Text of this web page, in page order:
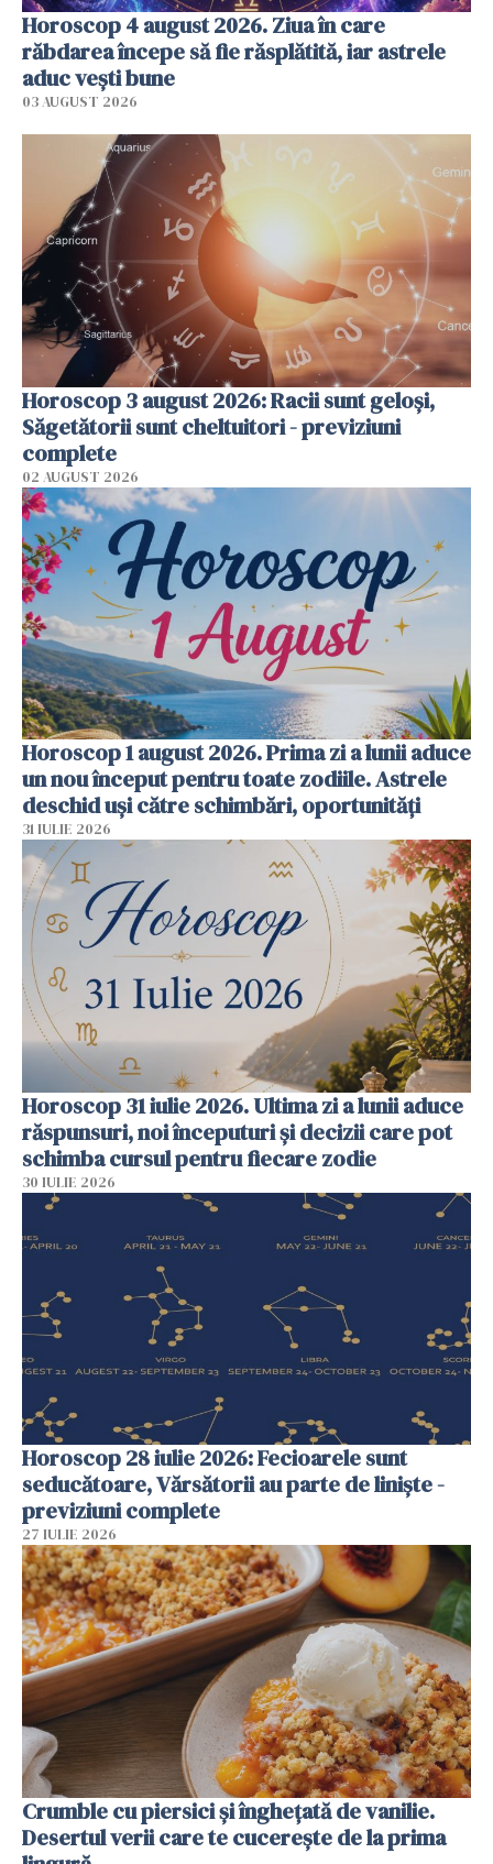
Horoscop 4 august 2026. Ziua în care
răbdarea începe să fie răsplătită, iar astrele
aduc vești bune
03 AUGUST 2026
Horoscop 3 august 2026: Racii sunt geloși,
Săgetătorii sunt cheltuitori - previziuni
complete
02 AUGUST 2026
Horoscop 1 august 2026. Prima zi a lunii aduce
un nou început pentru toate zodiile. Astrele
deschid uși către schimbări, oportunități
31 IULIE 2026
Horoscop 31 iulie 2026. Ultima zi a lunii aduce
răspunsuri, noi începuturi și decizii care pot
schimba cursul pentru fiecare zodie
30 IULIE 2026
Horoscop 28 iulie 2026: Fecioarele sunt
seducătoare, Vărsătorii au parte de liniște -
previziuni complete
27 IULIE 2026
Crumble cu piersici și înghețată de vanilie.
Desertul verii care te cucerește de la prima